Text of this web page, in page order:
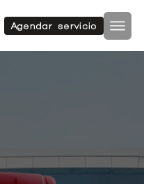
Agendar servicio